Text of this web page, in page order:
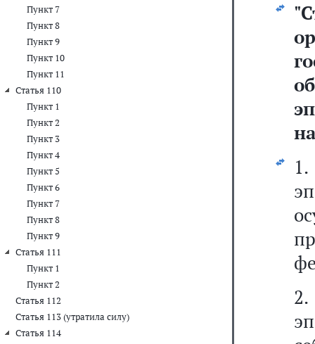
Пункт 7
Пункт 8
Пункт 9
Пункт 10
Пункт 11
Статья 110
Пункт 1
Пункт 2
Пункт 3
Пункт 4
Пункт 5
Пункт 6
Пункт 7
Пункт 8
Пункт 9
Статья 111
Пункт 1
Пункт 2
Статья 112
Статья 113 (утратила силу)
Статья 114
"
2.